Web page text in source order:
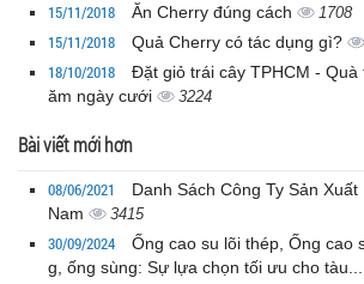
15/11/2018 Ăn Cherry đúng cách 1708
15/11/2018 Quả Cherry có tác dụng gì?
18/10/2018
Đặt giỏ trái cây TPHCM - Quà
ăm ngày cưới
3224
Bài viết mới hơn
08/06/2021
Danh Sách Công Ty Sản
Nam
3415
30/09/2024
Ống cao su lõi thép, Ống cao
g, ống sùng: Sự lựa chọn tối ưu cho tàu...